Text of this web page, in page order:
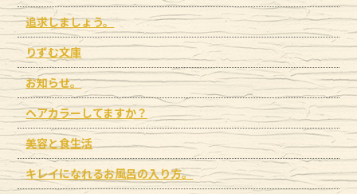
追求しましょう。
りずむ文庫
お知らせ。
ヘアカラーしてますか？
美容と食生活
キレイになれるお風呂の入り方。